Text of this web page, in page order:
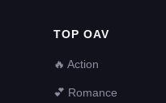
TOP OAV
🔥 Action
💕 Romance